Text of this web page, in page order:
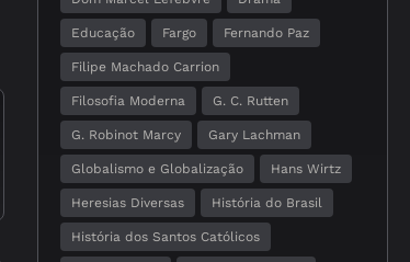
Educação Fargo Fernando Paz
Filipe Machado Carrion
Filosofia Moderna G. C. Rutten
G. Robinot Marcy Gary Lachman
Globalismo e Globalização Hans Wirtz
Heresias Diversas História do Brasil
História dos Santos Católicos